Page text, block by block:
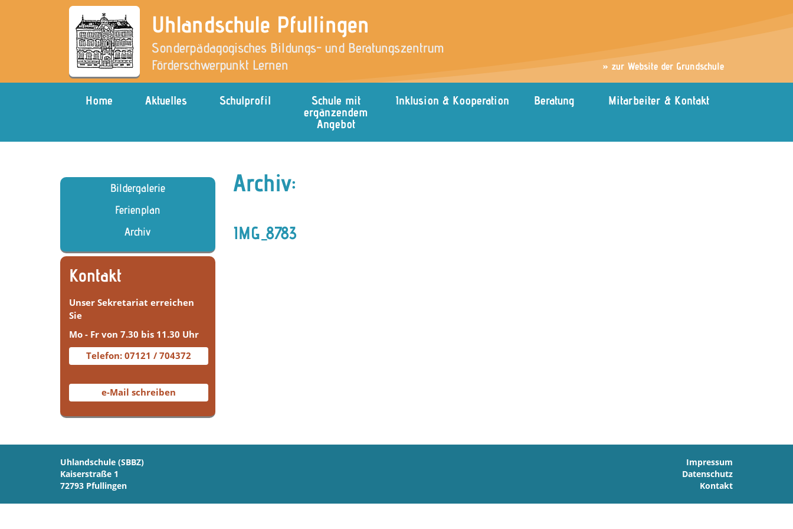
Uhlandschule Pfullingen
Sonderpädagogisches Bildungs- und Beratungszentrum
Förderschwerpunkt Lernen
» zur Website der Grundschule
Home Aktuelles Schulprofil
Schule mit
ergänzendem
Angebot
Inklusion & Kooperation Beratung Mitarbeiter & Kontakt
Archiv:
IMG_8783
Bildergalerie
Ferienplan
Archiv
Kontakt
Unser Sekretariat erreichen
Sie
Mo - Fr von 7.30 bis 11.30 Uhr
Telefon: 07121 / 704372
e-Mail schreiben
Uhlandschule (SBBZ)
Kaiserstraße 1
72793 Pfullingen
Impressum
Datenschutz
Kontakt